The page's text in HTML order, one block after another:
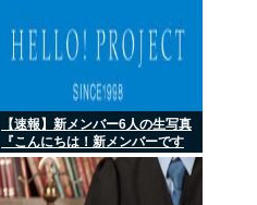
【速報】新メンバー6人の生写真
『こんにちは！新メンバーです
☆』